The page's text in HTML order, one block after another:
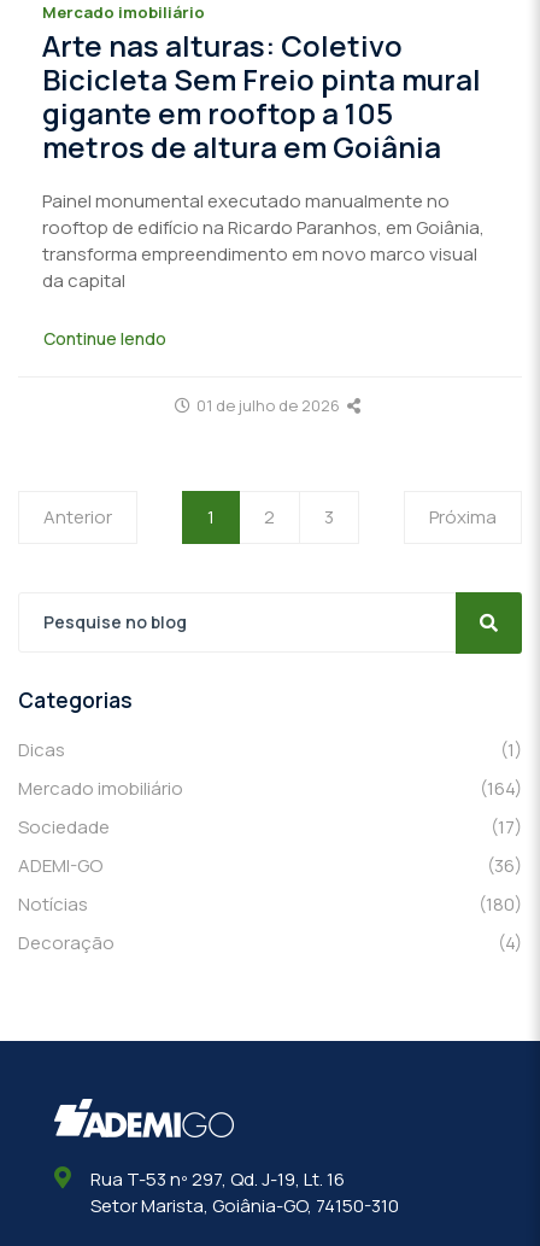
Mercado imobiliário
Arte nas alturas: Coletivo
Bicicleta Sem Freio pinta mural
gigante em rooftop a 105
metros de altura em Goiânia
Painel monumental executado manualmente no
rooftop de edifício na Ricardo Paranhos, em Goiânia,
transforma empreendimento em novo marco visual
da capital
Continue lendo
01 de julho de 2026
Anterior 1 2 3 Próxima
Categorias
Dicas
(1)
Mercado imobiliário
(164)
Sociedade
(17)
ADEMI-GO
(36)
Notícias
(180)
Decoração
(4)
Rua T-53 nº 297, Qd. J-19, Lt. 16
Setor Marista, Goiânia-GO, 74150-310